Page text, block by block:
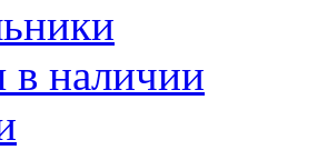
в наличии